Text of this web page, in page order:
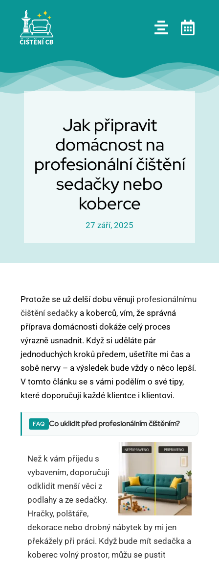
content
Jak připravit
domácnost na
profesionální čištění
sedačky nebo
koberce
27 září, 2025
Protože se už delší dobu věnuji profesionálnímu
čištění sedačky a koberců, vím, že správná
příprava domácnosti dokáže celý proces
výrazně usnadnit. Když si uděláte pár
jednoduchých kroků předem, ušetříte mi čas a
sobě nervy – a výsledek bude vždy o něco lepší.
V tomto článku se s vámi podělím o své tipy,
které doporučuji každé klientce i klientovi.
Co uklidit před profesionálním čištěním?
Než k vám přijedu s
vybavením, doporučuji
odklidit menší věci z
podlahy a ze sedačky.
Hračky, polštáře,
dekorace nebo drobný nábytek by mi jen
překážely při práci. Když bude mít sedačka a
koberec volný prostor, můžu se pustit